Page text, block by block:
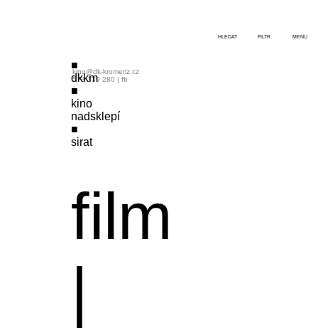
dkkm
kino
nadsklepí
sirat
film
|
kino@dk-kromeriz.cz
573 339 280 | fb
HLEDAT FILTR MENU